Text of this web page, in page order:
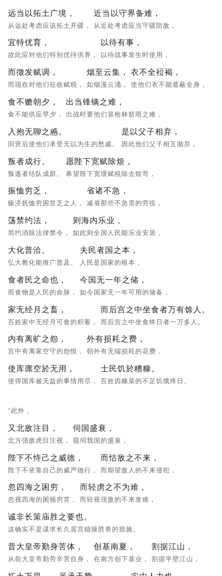
远当以拓土广境，
从远处考虑应该拓土开疆，
近当以守界备难，
从近处考虑应当守疆防敌，
宜特优育，
故此应对他们特别优待供养，
以待有事，
以待战事发生时使用，
而徵发赋调，
而现在对他们征收赋税，
烟至云集，
如烟漫云涌，
衣不全裋褐，
使他们衣不能遮蔽全身，
食不赡朝夕，
食不能供应早夕，
出当锋镝之难，
出战时要他们冒枪林箭雨之难，
入抱无聊之慼。
回营后使他们承受无以为生的愁戚。
是以父子相弃，
因此他们父子相互抛弃，
叛者成行。
叛逃者结队成群。
愿陛下宽赋除烦，
希望陛下宽缓赋税除去烦苛，
振恤穷乏，
赈济抚恤穷困贫乏之人，
省诸不急，
减省那些不急需的劳役，
荡禁约法，
简约消除法律禁令，
则海内乐业，
如此则全国人民能乐业安居，
大化普洽。
弘大教化能推广普及。
夫民者国之本，
人民是国家的根本，
食者民之命也，
而食物是人民的命脉，
今国无一年之储，
如今国家无一年可用的储备，
家无经月之畜，
百姓家中无经月可食的积蓄，
而后宫之中坐食者万有馀人。
而后宫之中坐食终日者一万多人。
内有离旷之怨，
宫中有离家空守的怨恨，
外有损耗之费，
朝外有无端损耗的花费，
使库廪空於无用，
使得国库被无益的事情用尽，
士民饥於糟糠。
百姓因糠菜的不足饥饿终日。
“此外，
又北敌注目，
北方强敌虎目注视，
伺国盛衰，
窥伺我国的盛衰，
陛下不恃己之威德，
陛下不依靠自己的威严德行，
而怙敌之不来，
而期望敌人的不来侵犯，
忽四海之困穷，
忽视四海的困顿穷苦，
而轻虏之不为难，
而轻视强敌的不来发难，
诚非长策庙胜之要也。
这确实不是谋求长久居宫稳操胜券的措施。
昔大皇帝勤身苦体，
从前大皇帝勤劳辛苦自身，
创基南夏，
在南方创下基业，
割据江山，
割据半壁江山，